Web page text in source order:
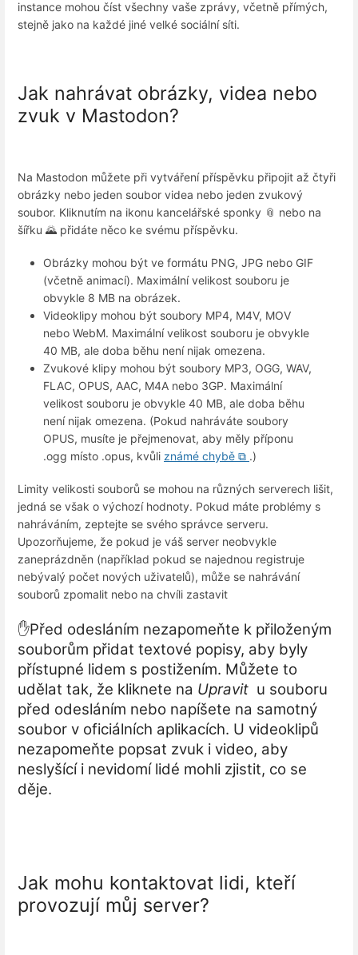
instance mohou číst všechny vaše zprávy, včetně přímých,
stejně jako na každé jiné velké sociální síti.
Jak nahrávat obrázky, videa nebo
zvuk v Mastodon?
Na Mastodon můžete při vytváření příspěvku připojit až čtyři
obrázky nebo jeden soubor videa nebo jeden zvukový
soubor. Kliknutím na ikonu kancelářské sponky 📎 nebo na
šířku 🌄 přidáte něco ke svému příspěvku.
Obrázky mohou být ve formátu PNG, JPG nebo GIF
(včetně animací). Maximální velikost souboru je
obvykle 8 MB na obrázek.
Videoklipy mohou být soubory MP4, M4V, MOV
nebo WebM. Maximální velikost souboru je obvykle
40 MB, ale doba běhu není nijak omezena.
Zvukové klipy mohou být soubory MP3, OGG, WAV,
FLAC, OPUS, AAC, M4A nebo 3GP. Maximální
velikost souboru je obvykle 40 MB, ale doba běhu
není nijak omezena. (Pokud nahráváte soubory
OPUS, musíte je přejmenovat, aby měly příponu
.ogg místo .opus, kvůli známé chybě ⧉ .)
Limity velikosti souborů se mohou na různých serverech lišit,
jedná se však o výchozí hodnoty. Pokud máte problémy s
nahráváním, zeptejte se svého správce serveru.
Upozorňujeme, že pokud je váš server neobvykle
zaneprázdněn (například pokud se najednou registruje
nebývalý počet nových uživatelů), může se nahrávání
souborů zpomalit nebo na chvíli zastavit
✋Před odesláním nezapomeňte k přiloženým
souborům přidat textové popisy, aby byly
přístupné lidem s postižením. Můžete to
udělat tak, že kliknete na Upravit u souboru
před odesláním nebo napíšete na samotný
soubor v oficiálních aplikacích. U videoklipů
nezapomeňte popsat zvuk i video, aby
neslyšící i nevidomí lidé mohli zjistit, co se
děje.
Jak mohu kontaktovat lidi, kteří
provozují můj server?